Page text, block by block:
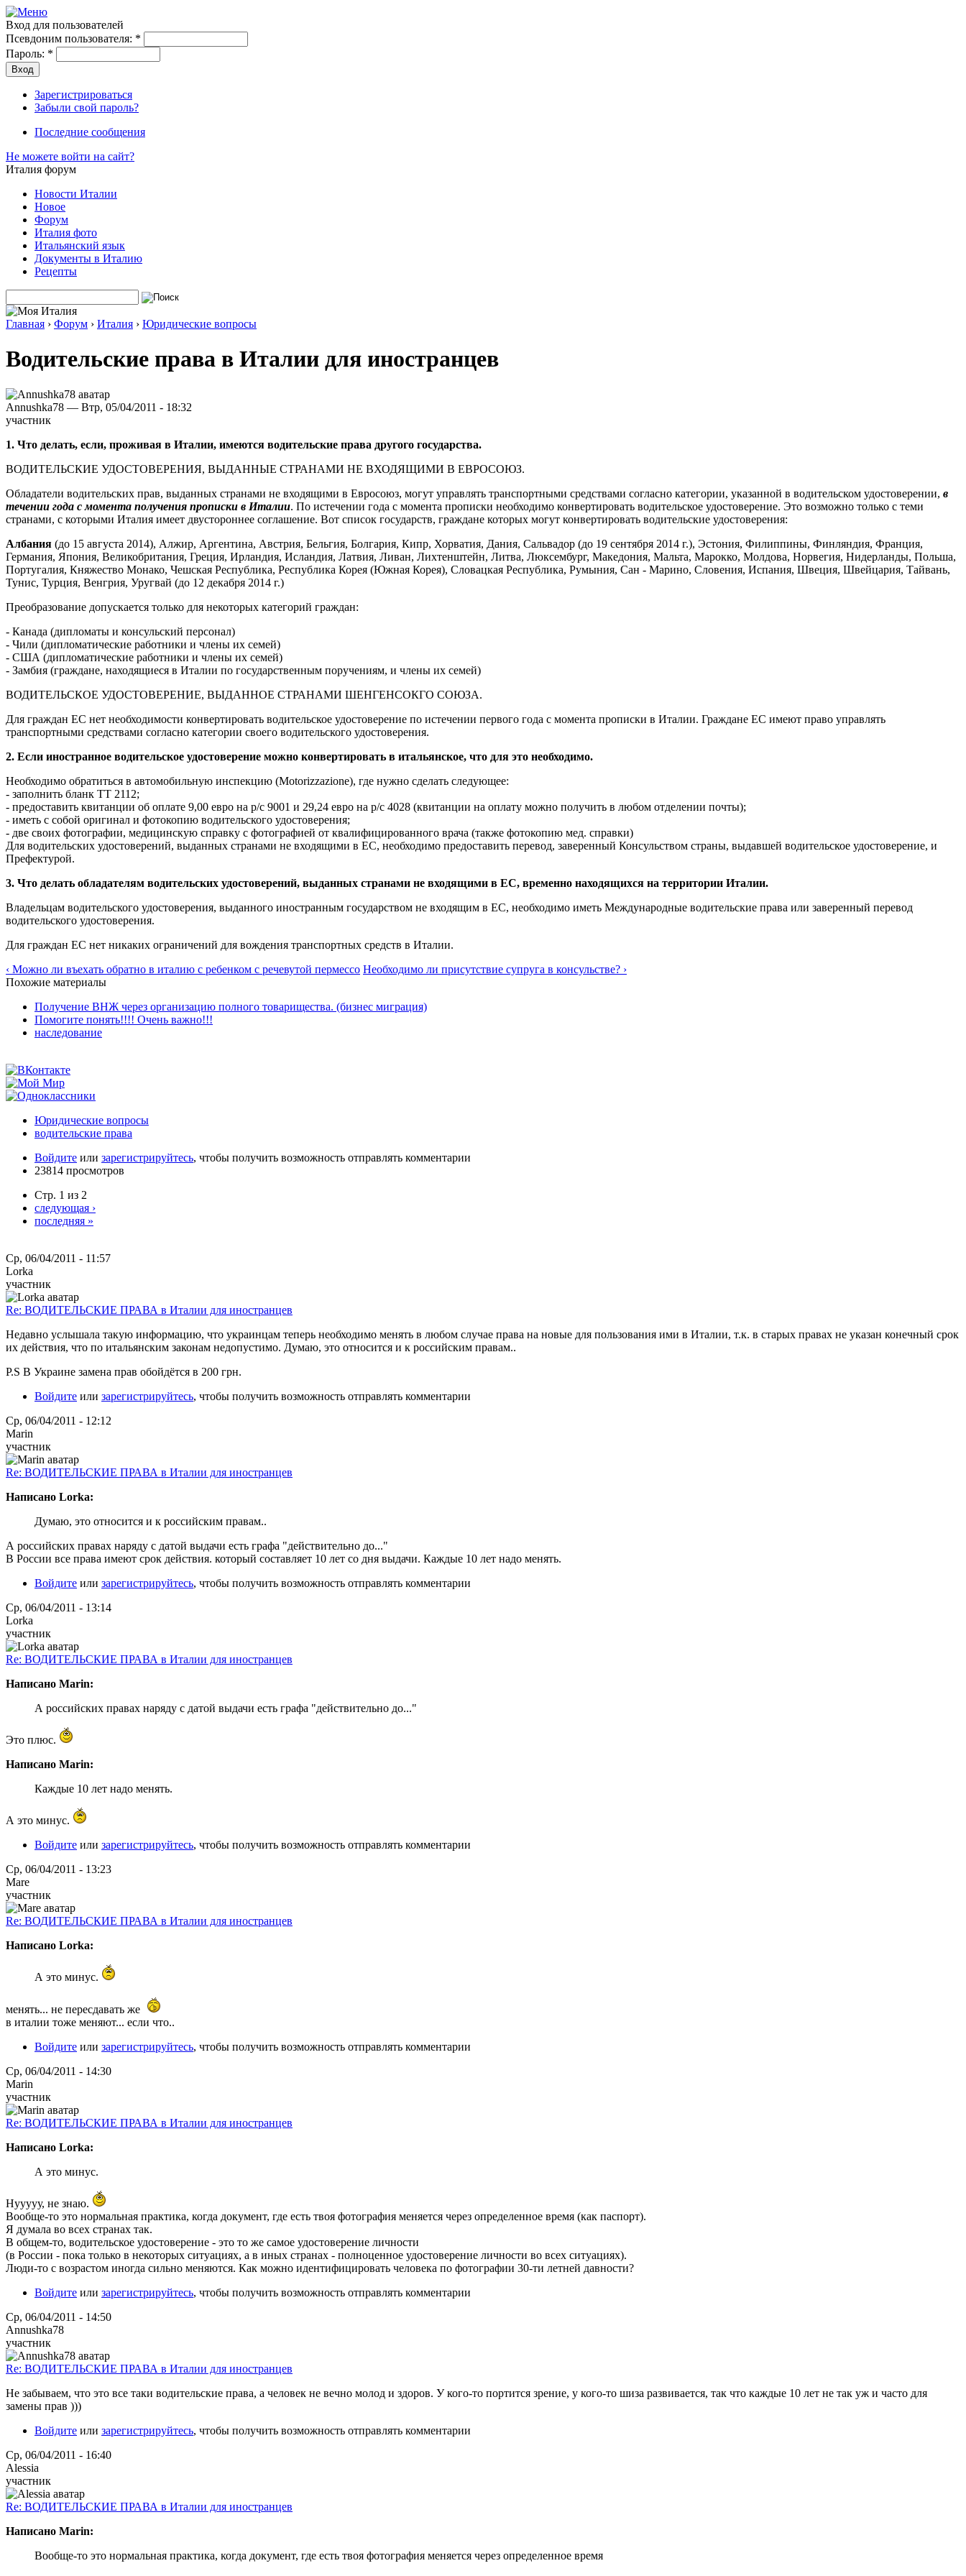
Вход для пользователей
Псевдоним пользователя: *
Пароль: *
Зарегистрироваться
Забыли свой пароль?
Последние сообщения
Не можете войти на сайт?
Италия форум
Новости Италии
Новое
Форум
Италия фото
Итальянский язык
Документы в Италию
Рецепты
Главная › Форум › Италия › Юридические вопросы
Водительские права в Италии для иностранцев
Annushka78 — Втр, 05/04/2011 - 18:32
участник
1. Что делать, если, проживая в Италии, имеются водительские права другого государства.
ВОДИТЕЛЬСКИЕ УДОСТОВЕРЕНИЯ, ВЫДАННЫЕ СТРАНАМИ НЕ ВХОДЯЩИМИ В ЕВРОСОЮЗ.
Обладатели водительских прав, выданных странами не входящими в Евросоюз, могут управлять транспортными средствами согласно категории, указанной в водительском удостоверении, в
течении года с момента получения прописки в Италии. По истечении года с момента прописки необходимо конвертировать водительское удостоверение. Это возможно только с теми
странами, с которыми Италия имеет двустороннее соглашение. Вот список государств, граждане которых могут конвертировать водительские удостоверения:
Албания (до 15 августа 2014), Алжир, Аргентина, Австрия, Бельгия, Болгария, Кипр, Хорватия, Дания, Сальвадор (до 19 сентября 2014 г.), Эстония, Филиппины, Финляндия, Франция,
Германия, Япония, Великобритания, Греция, Ирландия, Исландия, Латвия, Ливан, Лихтенштейн, Литва, Люксембург, Македония, Мальта, Марокко, Молдова, Норвегия, Нидерланды, Польша,
Португалия, Княжество Монако, Чешская Республика, Республика Корея (Южная Корея), Словацкая Республика, Румыния, Сан - Марино, Словения, Испания, Швеция, Швейцария, Тайвань,
Тунис, Турция, Венгрия, Уругвай (до 12 декабря 2014 г.)
Преобразование допускается только для некоторых категорий граждан:
- Канада (дипломаты и консульский персонал)
- Чили (дипломатические работники и члены их семей)
- США (дипломатические работники и члены их семей)
- Замбия (граждане, находящиеся в Италии по государственным поручениям, и члены их семей)
ВОДИТЕЛЬСКОЕ УДОСТОВЕРЕНИЕ, ВЫДАННОЕ СТРАНАМИ ШЕНГЕНСОКГО СОЮЗА.
Для граждан ЕС нет необходимости конвертировать водительское удостоверение по истечении первого года с момента прописки в Италии. Граждане ЕС имеют право управлять
транспортными средствами согласно категории своего водительского удостоверения.
2. Если иностранное водительское удостоверение можно конвертировать в итальянское, что для это необходимо.
Необходимо обратиться в автомобильную инспекцию (Motorizzazione), где нужно сделать следующее:
- заполнить бланк ТТ 2112;
- предоставить квитанции об оплате 9,00 евро на р/с 9001 и 29,24 евро на р/с 4028 (квитанции на оплату можно получить в любом отделении почты);
- иметь с собой оригинал и фотокопию водительского удостоверения;
- две своих фотографии, медицинскую справку с фотографией от квалифицированного врача (также фотокопию мед. справки)
Для водительских удостоверений, выданных странами не входящими в ЕС, необходимо предоставить перевод, заверенный Консульством страны, выдавшей водительское удостоверение, и
Префектурой.
3. Что делать обладателям водительских удостоверений, выданных странами не входящими в ЕС, временно находящихся на территории Италии.
Владельцам водительского удостоверения, выданного иностранным государством не входящим в ЕС, необходимо иметь Международные водительские права или заверенный перевод
водительского удостоверения.
Для граждан ЕС нет никаких ограничений для вождения транспортных средств в Италии.
‹ Можно ли въехать обратно в италию с ребенком с речевутой пермессо Необходимо ли присутствие супруга в консульстве? ›
Похожие материалы
Получение ВНЖ через организацию полного товарищества. (бизнес миграция)
Помогите понять!!!! Очень важно!!!
наследование
Юридические вопросы
водительские права
Войдите или зарегистрируйтесь, чтобы получить возможность отправлять комментарии
23814 просмотров
Стр. 1 из 2
следующая ›
последняя »
Ср, 06/04/2011 - 11:57
Lorka
участник
Re: ВОДИТЕЛЬСКИЕ ПРАВА в Италии для иностранцев
Недавно услышала такую информацию, что украинцам теперь необходимо менять в любом случае права на новые для пользования ими в Италии, т.к. в старых правах не указан конечный срок
их действия, что по итальянским законам недопустимо. Думаю, это относится и к российским правам..
P.S В Украине замена прав обойдётся в 200 грн.
Войдите или зарегистрируйтесь, чтобы получить возможность отправлять комментарии
Ср, 06/04/2011 - 12:12
Marin
участник
Re: ВОДИТЕЛЬСКИЕ ПРАВА в Италии для иностранцев
Написано Lorka:
Думаю, это относится и к российским правам..
А российских правах наряду с датой выдачи есть графа "действительно до..."
В России все права имеют срок действия. который составляет 10 лет со дня выдачи. Каждые 10 лет надо менять.
Войдите или зарегистрируйтесь, чтобы получить возможность отправлять комментарии
Ср, 06/04/2011 - 13:14
Lorka
участник
Re: ВОДИТЕЛЬСКИЕ ПРАВА в Италии для иностранцев
Написано Marin:
А российских правах наряду с датой выдачи есть графа "действительно до..."
Это плюс.
Написано Marin:
Каждые 10 лет надо менять.
А это минус.
Войдите или зарегистрируйтесь, чтобы получить возможность отправлять комментарии
Ср, 06/04/2011 - 13:23
Mare
участник
Re: ВОДИТЕЛЬСКИЕ ПРАВА в Италии для иностранцев
Написано Lorka:
А это минус.
менять... не пересдавать же
в италии тоже меняют... если что..
Войдите или зарегистрируйтесь, чтобы получить возможность отправлять комментарии
Ср, 06/04/2011 - 14:30
Marin
участник
Re: ВОДИТЕЛЬСКИЕ ПРАВА в Италии для иностранцев
Написано Lorka:
А это минус.
Нууууу, не знаю.
Вообще-то это нормальная практика, когда документ, где есть твоя фотография меняется через определенное время (как паспорт).
Я думала во всех странах так.
В общем-то, водительское удостоверение - это то же самое удостоверение личности
(в России - пока только в некоторых ситуациях, а в иных странах - полноценное удостоверение личности во всех ситуациях).
Люди-то с возрастом иногда сильно меняются. Как можно идентифицировать человека по фотографии 30-ти летней давности?
Войдите или зарегистрируйтесь, чтобы получить возможность отправлять комментарии
Ср, 06/04/2011 - 14:50
Annushka78
участник
Re: ВОДИТЕЛЬСКИЕ ПРАВА в Италии для иностранцев
Не забываем, что это все таки водительские права, а человек не вечно молод и здоров. У кого-то портится зрение, у кого-то шиза развивается, так что каждые 10 лет не так уж и часто для
замены прав )))
Войдите или зарегистрируйтесь, чтобы получить возможность отправлять комментарии
Ср, 06/04/2011 - 16:40
Alessia
участник
Re: ВОДИТЕЛЬСКИЕ ПРАВА в Италии для иностранцев
Написано Marin:
Вообще-то это нормальная практика, когда документ, где есть твоя фотография меняется через определенное время